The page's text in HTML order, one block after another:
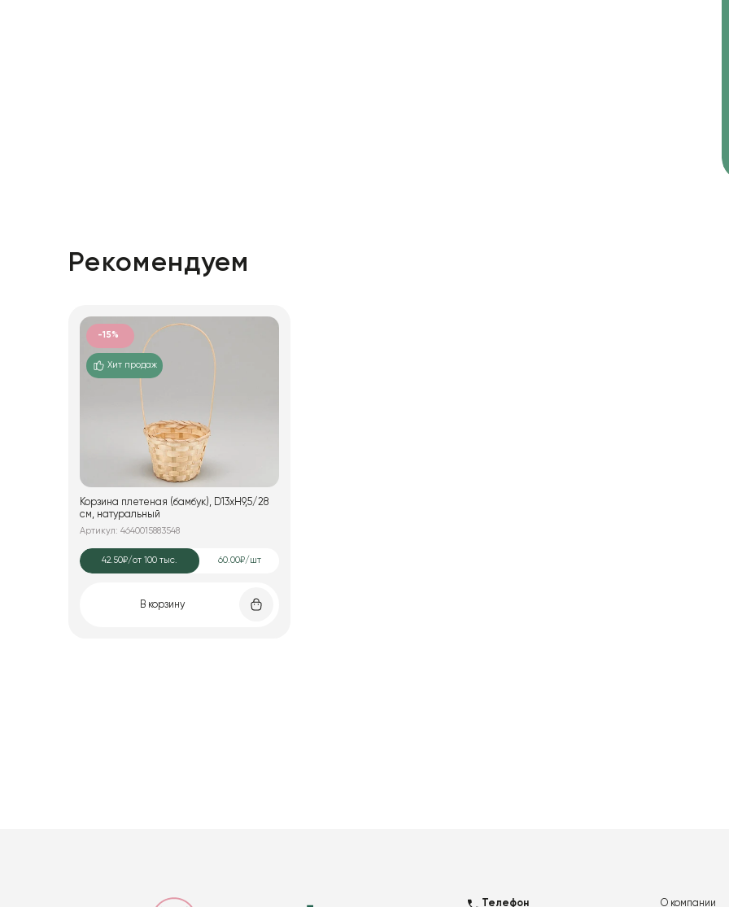
Рекомендуем
-15%
Хит продаж
Корзина плетеная (бамбук), D13xH9,5/28
см, натуральный
Артикул: 4640015883548
42.50₽/от 100 тыс. 60.00₽/шт
В корзину
Телефон О компании